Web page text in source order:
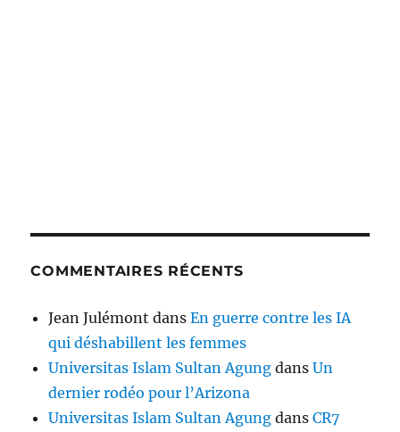
COMMENTAIRES RÉCENTS
Jean Julémont dansEn guerre contre les IA
qui déshabillent les femmes
Universitas Islam Sultan Agung dansUn
dernier rodéo pour l’Arizona
Universitas Islam Sultan Agung dansCR7